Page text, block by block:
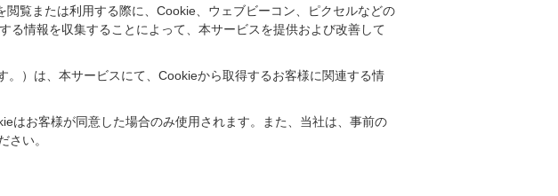
覧または利用する際に、Cookie、ウェブビーコン、ピクセルなどの
情報を収集することによって、本サービスを提供および改善して
）は、本サービスにて、Cookieから取得するお客様に関連する情
はお客様が同意した場合のみ使用されます。また、当社は、事前の
さい。